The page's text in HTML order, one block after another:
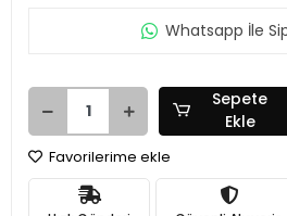
Whatsapp İle
Sepete
Ekle
Favorilerime ekle